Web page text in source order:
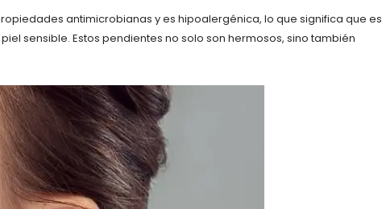
antimicrobianas y es hipoalergénica, lo que significa que es
sensible. Estos pendientes no solo son hermosos, sino también